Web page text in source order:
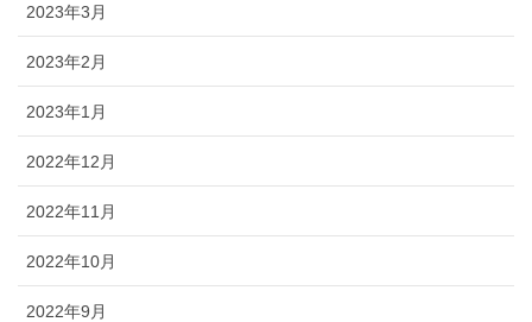
2023年3月
2023年2月
2023年1月
2022年12月
2022年11月
2022年10月
2022年9月